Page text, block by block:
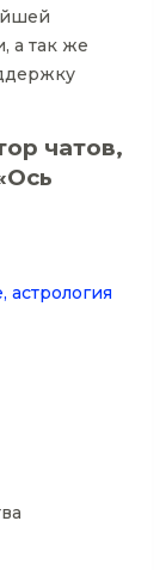
а так же
чатов,
астрология